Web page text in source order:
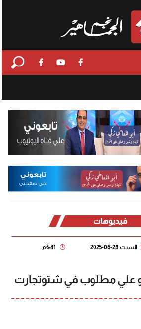
فيديوهات
السبت 28-06-2025
علي مطلوب في شتوتجارت